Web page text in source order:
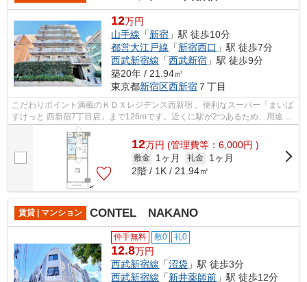
12万円
山手線 「新宿 」駅 徒歩10分
都営大江戸線 「新宿西口 」駅 徒歩7分
西武新宿線 「西武新宿 」駅 徒歩9分
築20年 / 21.94㎡
東京都新宿区西新宿 ７丁目
こだわりポイント満載のＫＤＸレジデンス西新宿 。便利なスーパー「まいば
すけっと 西新宿7丁目店」まで126mです。近くに駅が2つあるため、用途や
行き先に応じて駅を選べる物件です。...
12万円 (管理費等：6,000円 )
敷金 1ヶ月 礼金
1ヶ月
2階 / 1K / 21.94㎡
賃貸 | マンション CONTEL NAKANO
仲手無料 敷0 礼0
12.8万円
西武新宿線 「沼袋 」駅 徒歩3分
西武新宿線 「新井薬師前 」駅 徒歩12分